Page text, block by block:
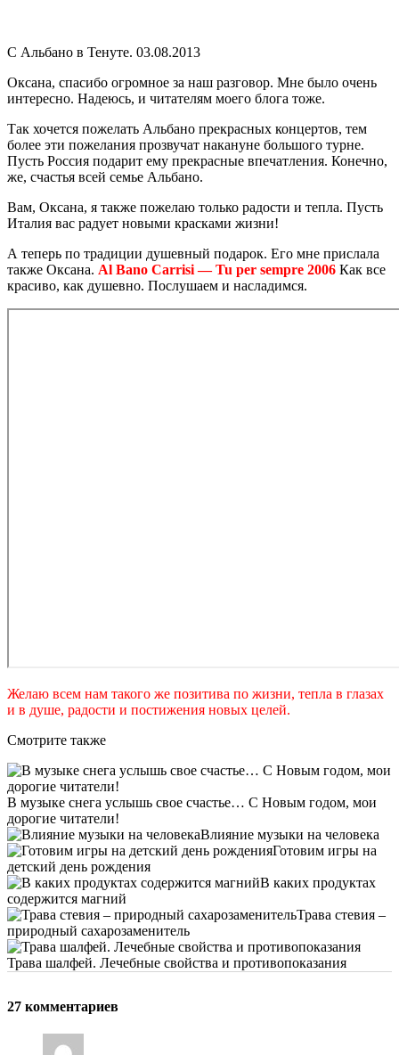
С Альбано в Тенуте. 03.08.2013
Оксана, спасибо огромное за наш разговор. Мне было очень
интересно. Надеюсь, и читателям моего блога тоже.
Так хочется пожелать Альбано прекрасных концертов, тем
более эти пожелания прозвучат накануне большого турне.
Пусть Россия подарит ему прекрасные впечатления. Конечно,
же, счастья всей семье Альбано.
Вам, Оксана, я также пожелаю только радости и тепла. Пусть
Италия вас радует новыми красками жизни!
А теперь по традиции душевный подарок. Его мне прислала
также Оксана. Al Bano Carrisi — Tu per sempre 2006 Как все
красиво, как душевно. Послушаем и насладимся.
Желаю всем нам такого же позитива по жизни, тепла в глазах
и в душе, радости и постижения новых целей.
Смотрите также
В музыке снега услышь свое счастье… С Новым годом, мои
дорогие читатели!
Влияние музыки на человека
Готовим игры на
детский день рождения
В каких продуктах
содержится магний
Трава стевия –
природный сахарозаменитель
Трава шалфей. Лечебные свойства и противопоказания
27 комментариев